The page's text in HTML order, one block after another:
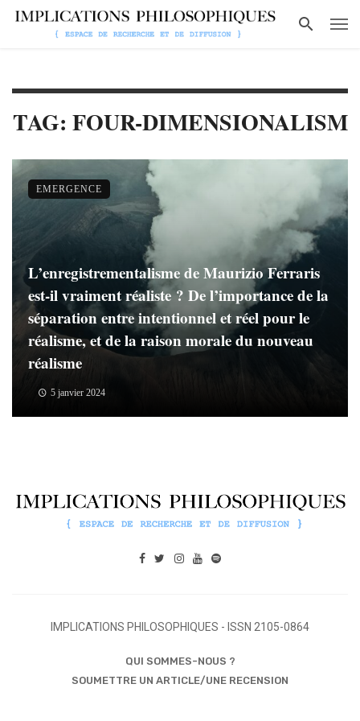
TAG: FOUR-DIMENSIONALISM
L’enregistrementalisme de Maurizio Ferraris
est-il vraiment réaliste ? De l’importance de la
séparation entre intentionnel et réel pour le
réalisme, et de la raison morale du nouveau
réalisme
5 janvier 2024
EMERGENCE
IMPLICATIONS PHILOSOPHIQUES - ISSN 2105-0864
QUI SOMMES-NOUS ?
SOUMETTRE UN ARTICLE/UNE RECENSION